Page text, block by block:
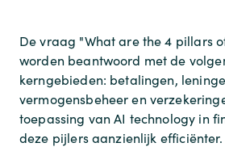
De vraag "What are the 4 pillars
worden beantwoord met de
kerngebieden: betalingen,
vermogensbeheer en
toepassing van AI technology in
deze pijlers aanzienlijk efficiënter.